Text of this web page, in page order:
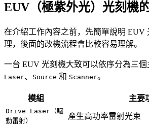
EUV（極紫外光）光刻機
在介紹工作內容之前，先簡單說明 EUV
理，後面的改機流程會比較容易理解。
一台 EUV 光刻機大致可以依序分為三個
Laser、 Source 和 Scanner。
模組 主要
Drive Laser（驅
動雷射）
產生高功率雷射光束